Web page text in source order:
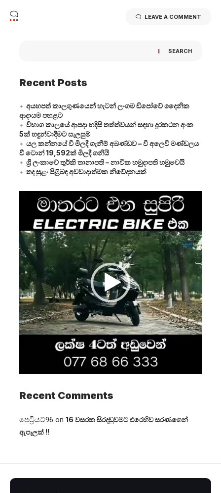
LEAVE A COMMENT
SEARCH
Recent Posts
අයහපත් කාලගුණයෙන් හැටන් ලංගම ඩිපෝවේ දෛනික
ආදායම පහළට
විභාග කාලයේ ආපදා හදිසි තත්ත්වයන් සඳහා දුරකථන අංක
5ක් හඳුන්වාදීමට සැලසුම්
යල කන්නයේ වී මිලදී ගැනීම් අඛණ්ඩව – වී අලෙවි මණ්ඩලය
වී ටොන් 19,592ක් මිලදී ගනියි
ශ්‍රී ලංකාවේ තුර්කි තානාපති – නාවික හමුදාපති හමුවෙයි
තද සුළං පිළිබඳ අවවාදාත්මක නිවේදනයක්
Player
Recent Comments
පෙට්‍රියට්96 on 16 වසරක සිරදඬුවමට එරෙහිව සරණගෙන්
ඇපෑලක් !!